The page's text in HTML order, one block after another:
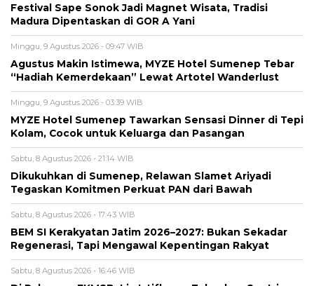
Festival Sape Sonok Jadi Magnet Wisata, Tradisi
Madura Dipentaskan di GOR A Yani
Minggu, 9 Agustus 2026 - 09:47 WIB
Agustus Makin Istimewa, MYZE Hotel Sumenep Tebar
“Hadiah Kemerdekaan” Lewat Artotel Wanderlust
Minggu, 9 Agustus 2026 - 03:39 WIB
MYZE Hotel Sumenep Tawarkan Sensasi Dinner di Tepi
Kolam, Cocok untuk Keluarga dan Pasangan
Sabtu, 8 Agustus 2026 - 21:14 WIB
Dikukuhkan di Sumenep, Relawan Slamet Ariyadi
Tegaskan Komitmen Perkuat PAN dari Bawah
Sabtu, 8 Agustus 2026 - 17:43 WIB
BEM SI Kerakyatan Jatim 2026–2027: Bukan Sekadar
Regenerasi, Tapi Mengawal Kepentingan Rakyat
Sabtu, 8 Agustus 2026 - 16:46 WIB